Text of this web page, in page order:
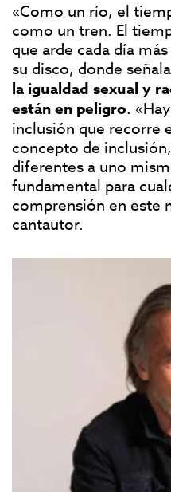
«Como un río, el
como un tren. El
que arde cada día
su disco, donde
la igualdad sexual y
están en peligro.
inclusión que recorre
concepto de
diferentes a uno
fundamental para
comprensión en este
cantautor.